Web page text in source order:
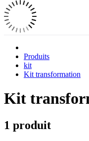
Produits
kit
Kit transformation
Kit
1 produit